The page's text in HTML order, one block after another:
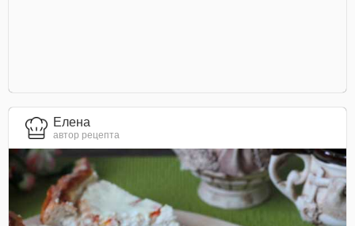
Елена
автор рецепта